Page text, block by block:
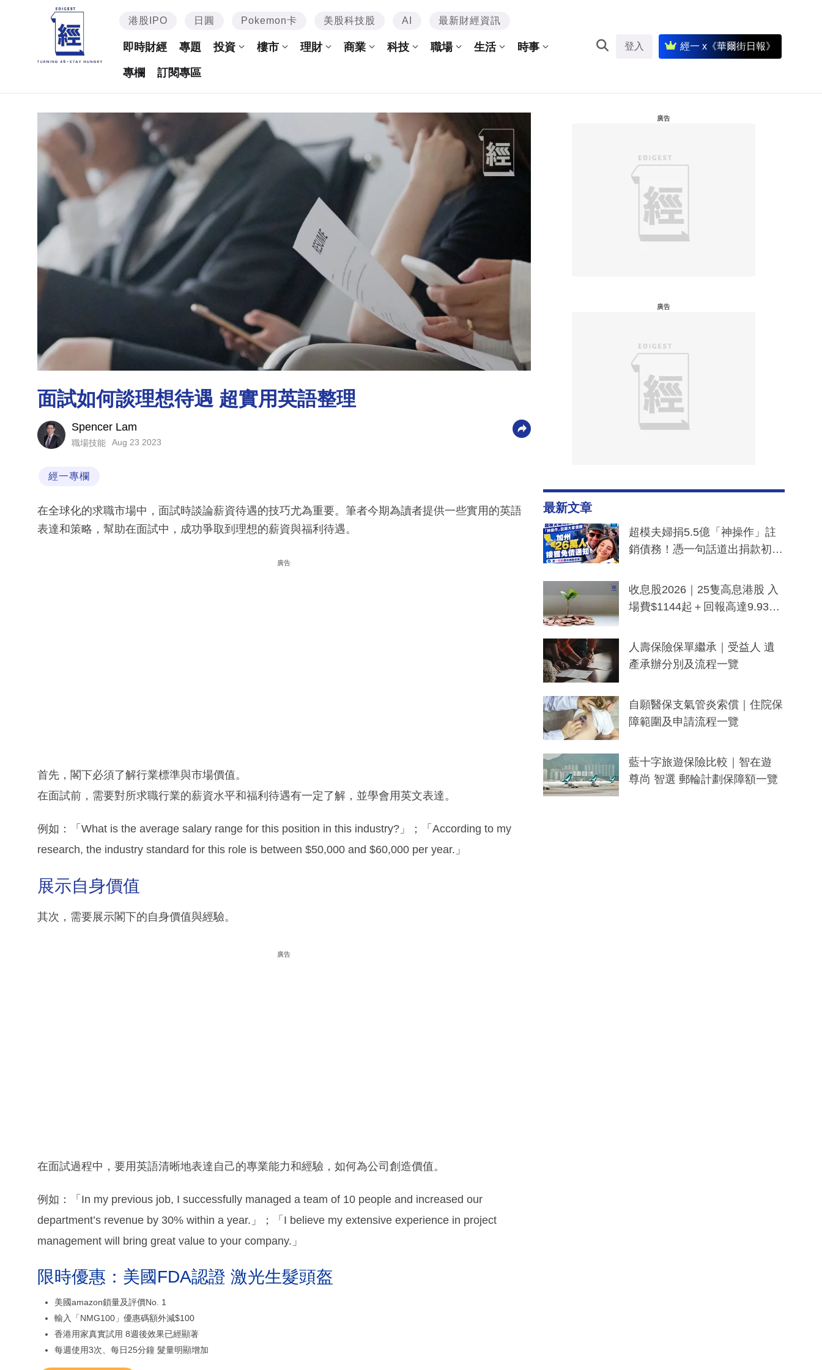
港股IPO 日圓 Pokemon卡 美股科技股 AI 最新財經資訊
即時財經 專題 投資 樓市 理財 商業 科技 職場 生活 時事
專欄 訂閱專區
登入 經一 x《華爾街日報》
面試如何談理想待遇 超實用英語整理
Spencer Lam
職場技能 Aug 23 2023
經一專欄
在全球化的求職市場中，面試時談論薪資待遇的技巧尤為重要。筆者今期為讀者提供一些實用的英語
表達和策略，幫助在面試中，成功爭取到理想的薪資與福利待遇。
廣告
首先，閣下必須了解行業標準與市場價值。
在面試前，需要對所求職行業的薪資水平和福利待遇有一定了解，並學會用英文表達。
例如：「What is the average salary range for this position in this industry?」；「According to my
research, the industry standard for this role is between $50,000 and $60,000 per year.」
展示自身價值
其次，需要展示閣下的自身價值與經驗。
廣告
在面試過程中，要用英語清晰地表達自己的專業能力和經驗，如何為公司創造價值。
例如：「In my previous job, I successfully managed a team of 10 people and increased our
department’s revenue by 30% within a year.」；「I believe my extensive experience in project
management will bring great value to your company.」
限時優惠：美國FDA認證 激光生髮頭盔
美國amazon鎖量及評價No. 1
輸入「NMG100」優惠碼額外減$100
香港用家真實試用 8週後效果已經顯著
每週使用3次、每日25分鐘 髮量明顯增加
廣告
廣告
最新文章
超模夫婦捐5.5億「神操作」註
銷債務！憑一句話道出捐款初
一度被誤當詐騙手段
收息股2026｜25隻高息港股 入
場費$1144起＋回報高達9.93
人壽保險保單繼承｜受益人 遺
產承辦分別及流程一覽
自願醫保支氣管炎索償｜住院保
障範圍及申請流程一覽
藍十字旅遊保險比較｜智在遊
尊尚 智選 郵輪計劃保障額一覽